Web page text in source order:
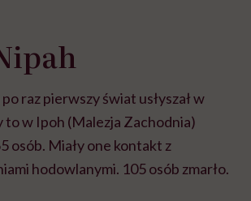
raz pierwszy świat usłyszał w
to w Ipoh (Malezja Zachodnia)
osób. Miały one kontakt z
hodowlanymi. 105 osób zmarło.